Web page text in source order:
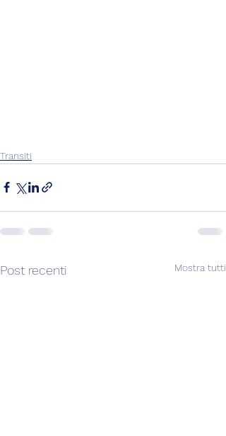
Transiti
Post recenti Mostra tutti